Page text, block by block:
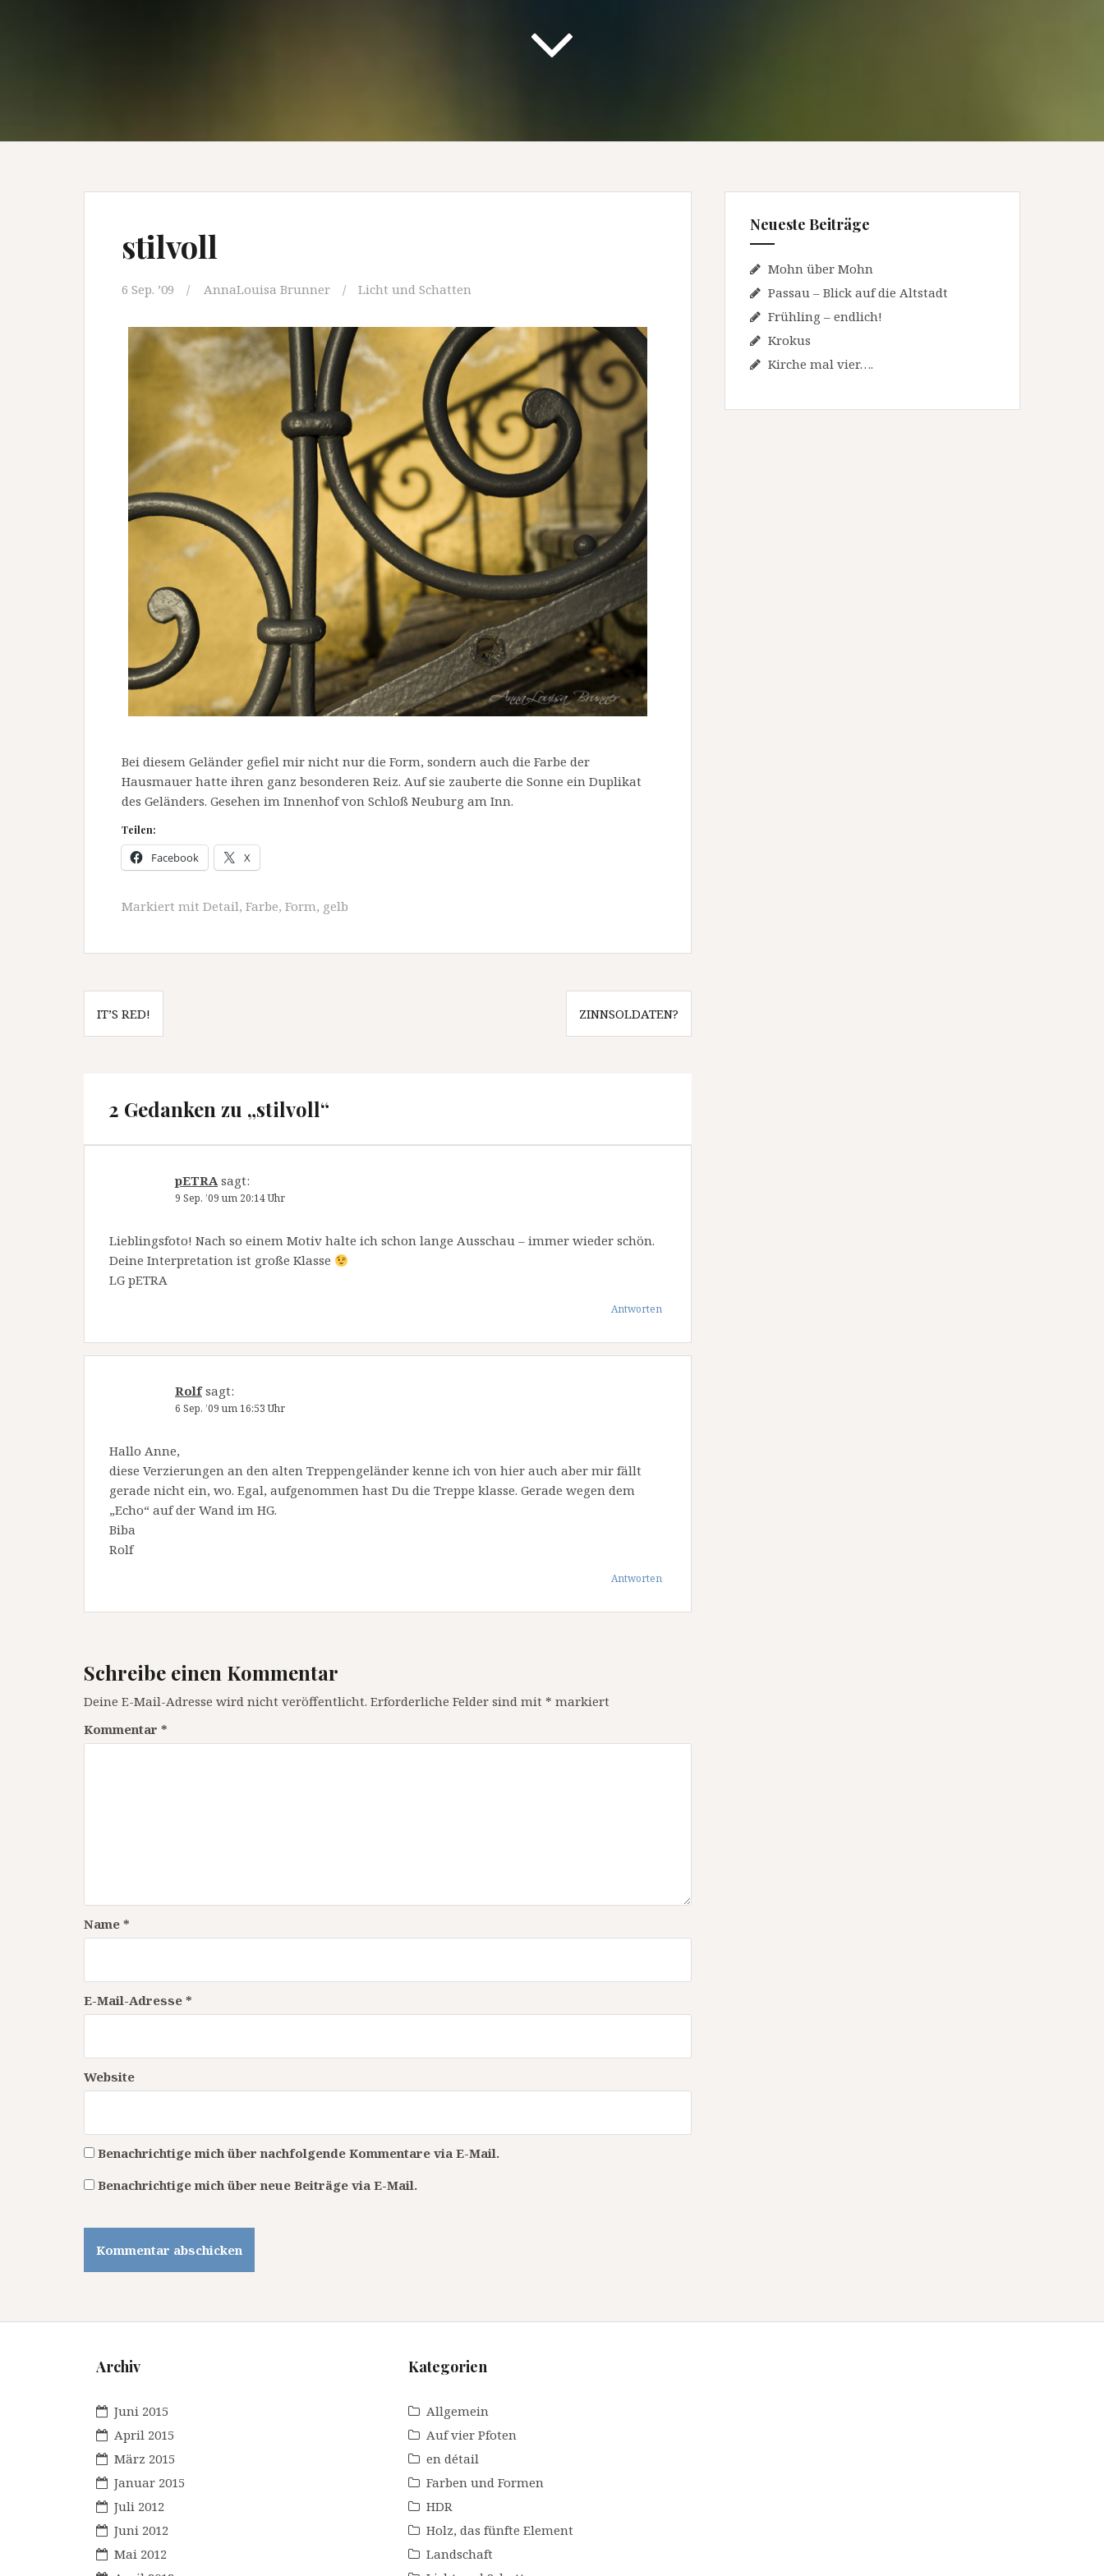
stilvoll
6 Sep. ’09 AnnaLouisa Brunner Licht und Schatten
Bei diesem Geländer gefiel mir nicht nur die Form, sondern auch die Farbe der
Hausmauer hatte ihren ganz besonderen Reiz. Auf sie zauberte die Sonne ein Duplikat
des Geländers. Gesehen im Innenhof von Schloß Neuburg am Inn.
Teilen:
Facebook X
Markiert mit Detail, Farbe, Form, gelb
Beitragsnavigation
IT’S RED! ZINNSOLDATEN?
2 Gedanken zu „stilvoll“
pETRA sagt:
9 Sep. ’09 um 20:14 Uhr
Lieblingsfoto! Nach so einem Motiv halte ich schon lange Ausschau – immer wieder schön.
Deine Interpretation ist große Klasse
LG pETRA
Antworten
Rolf sagt:
6 Sep. ’09 um 16:53 Uhr
Hallo Anne,
diese Verzierungen an den alten Treppengeländer kenne ich von hier auch aber mir fällt
gerade nicht ein, wo. Egal, aufgenommen hast Du die Treppe klasse. Gerade wegen dem
„Echo“ auf der Wand im HG.
Biba
Rolf
Antworten
Schreibe einen Kommentar
Deine E-Mail-Adresse wird nicht veröffentlicht. Erforderliche Felder sind mit * markiert
Kommentar *
Name *
E-Mail-Adresse *
Website
Benachrichtige mich über nachfolgende Kommentare via E-Mail.
Benachrichtige mich über neue Beiträge via E-Mail.
Neueste Beiträge
Mohn über Mohn
Passau – Blick auf die Altstadt
Frühling – endlich!
Krokus
Kirche mal vier….
Archiv
Juni 2015
April 2015
März 2015
Januar 2015
Juli 2012
Juni 2012
Mai 2012
Kategorien
Allgemein
Auf vier Pfoten
en détail
Farben und Formen
HDR
Holz, das fünfte Element
Landschaft